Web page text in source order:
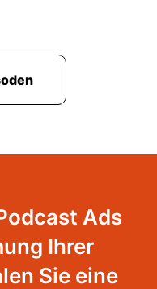
Ads
Ihrer
Sie eine